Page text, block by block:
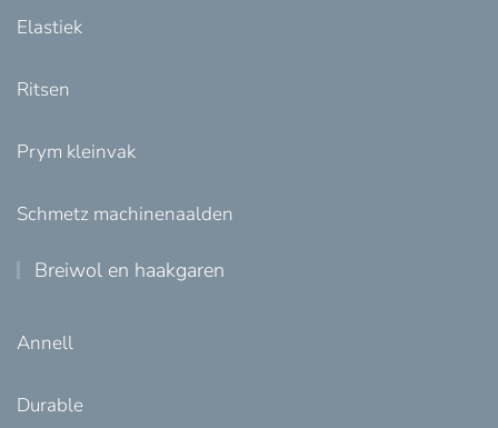
Elastiek
Ritsen
Prym kleinvak
Schmetz machinenaalden
Breiwol en haakgaren
Annell
Durable